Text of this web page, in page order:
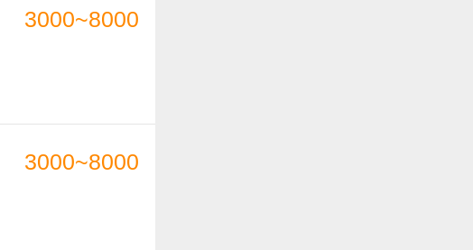
3000~8000
3000~8000